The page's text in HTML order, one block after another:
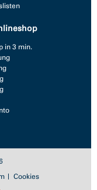
in 3 min.
Cookies